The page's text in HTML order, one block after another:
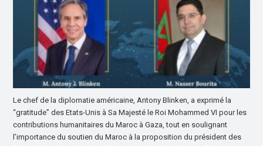
Le chef de la diplomatie américaine, Antony Blinken, a exprimé la
“gratitude” des Etats-Unis à Sa Majesté le Roi Mohammed VI pour les
contributions humanitaires du Maroc à Gaza, tout en soulignant
l’importance du soutien du Maroc à la proposition du président des